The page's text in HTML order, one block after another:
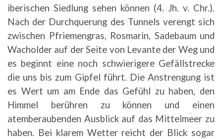
iberischen Siedlung sehen können (4. Jh. v. Chr.).
Nach der Durchquerung des Tunnels verengt sich
zwischen Pfriemengras, Rosmarin, Sadebaum und
Wacholder auf der Seite von Levante der Weg und
es beginnt eine noch schwierigere Gefällstrecke
die uns bis zum Gipfel führt. Die Anstrengung ist
es Wert um am Ende das Gefühl zu haben, den
Himmel berühren zu können und einen
atemberaubenden Ausblick auf das Mittelmeer zu
haben. Bei klarem Wetter reicht der Blick sogar